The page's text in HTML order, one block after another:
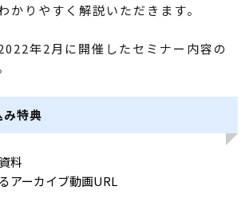
かりやすく解説いただきます。
年2月に開催したセミナー内容の
特典
料
アーカイブ動画URL